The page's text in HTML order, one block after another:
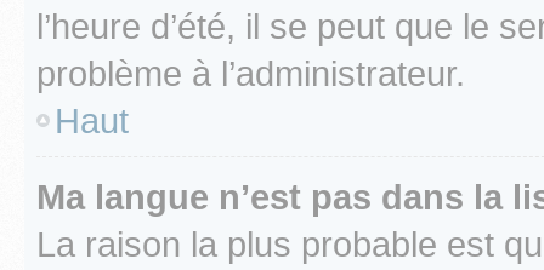
l’heure d’été, il se peut que le
problème à l’administrateur.
Haut
Ma langue n’est pas dans la
La raison la plus probable est